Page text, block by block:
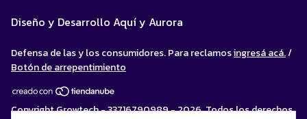
Diseño y Desarrollo Aquí y Aurora
Defensa de las y los consumidores. Para reclamosingresá acá./
Botón de arrepentimiento
Copyright Growtech - 33716790989 - 2026. Todos los derechos